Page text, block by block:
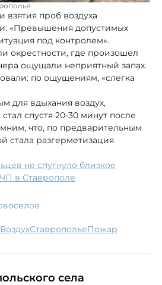
взятия проб воздуха
«Превышения допустимых
под контролем».
окрестности, где произошел
ощущали неприятный запах.
по ощущениям, «слегка
для вдыхания воздух,
спустя 20-30 минут после
что, по предварительным
стала разгерметизация
не спугнуло близкое
в Ставрополе
воздух Ставрополье пожар
села